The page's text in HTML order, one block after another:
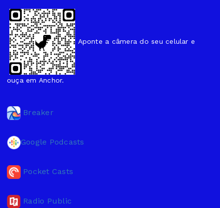
Aponte a câmera do seu celular e
ouça em Anchor.
Breaker
Google Podcasts
Pocket Casts
Radio Public